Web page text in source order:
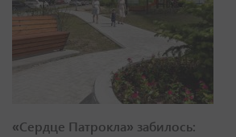
«Сердце Патрокла» забилось: